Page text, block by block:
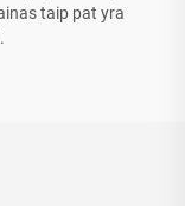
taip pat yra